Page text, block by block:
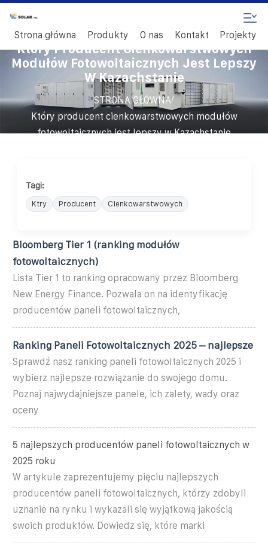
Strona główna Produkty O nas Kontakt Projekty
Który Producent Cienkowarstwowych
Modułów Fotowoltaicznych Jest Lepszy
W Kazachstanie
STRONA GŁÓWNA/
Który producent cienkowarstwowych modułów
fotowoltaicznych jest lepszy w Kazachstanie
Tagi:
Ktry Producent Cienkowarstwowych
Bloomberg Tier 1 (ranking modułów
fotowoltaicznych)
Lista Tier 1 to ranking opracowany przez Bloomberg
New Energy Finance. Pozwala on na identyfikację
producentów paneli fotowoltaicznych,
Ranking Paneli Fotowoltaicznych 2025 – najlepsze
Sprawdź nasz ranking paneli fotowoltaicznych 2025 i
wybierz najlepsze rozwiązanie do swojego domu.
Poznaj najwydajniejsze panele, ich zalety, wady oraz
oceny
5 najlepszych producentów paneli fotowoltaicznych w
2025 roku
W artykule zaprezentujemy pięciu najlepszych
producentów paneli fotowoltaicznych, którzy zdobyli
uznanie na rynku i wykazali się wyjątkową jakością
swoich produktów. Dowiedz się, które marki